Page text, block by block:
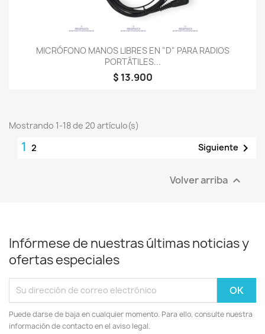
MICRÓFONO MANOS LIBRES EN "D" PARA RADIOS
PORTÁTILES...
$ 13.900
Mostrando 1-18 de 20 artículo(s)
1 2 Siguiente 
Volver arriba 
Infórmese de nuestras últimas noticias y
ofertas especiales
Puede darse de baja en cualquier momento. Para ello, consulte nuestra
información de contacto en el aviso legal.